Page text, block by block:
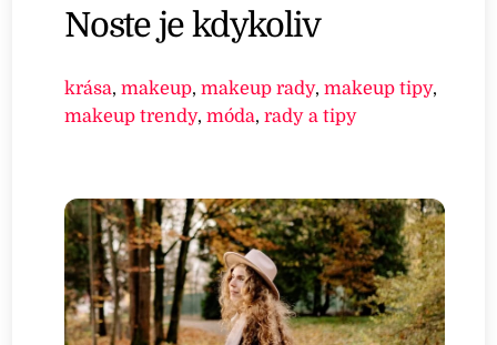
Noste je kdykoliv
krása,makeup,makeup rady,makeup tipy,
makeup trendy,móda,rady a tipy